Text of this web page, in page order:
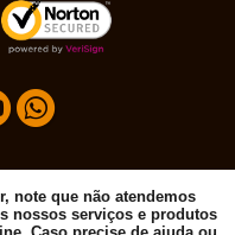
note que não atendemos
nossos serviços e produtos